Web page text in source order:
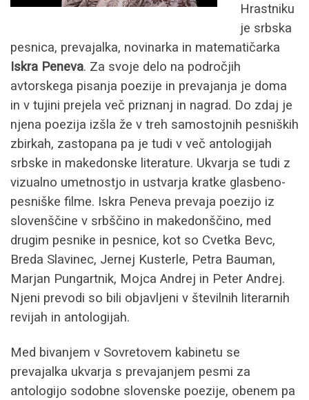
Hrastniku
je srbska
pesnica, prevajalka, novinarka in matematičarka
Iskra Peneva. Za svoje delo na področjih
avtorskega pisanja poezije in prevajanja je doma
in v tujini prejela več priznanj in nagrad. Do zdaj je
njena poezija izšla že v treh samostojnih pesniških
zbirkah, zastopana pa je tudi v več antologijah
srbske in makedonske literature. Ukvarja se tudi z
vizualno umetnostjo in ustvarja kratke glasbeno-
pesniške filme. Iskra Peneva prevaja poezijo iz
slovenščine v srbščino in makedonščino, med
drugim pesnike in pesnice, kot so Cvetka Bevc,
Breda Slavinec, Jernej Kusterle, Petra Bauman,
Marjan Pungartnik, Mojca Andrej in Peter Andrej.
Njeni prevodi so bili objavljeni v številnih literarnih
revijah in antologijah.
Med bivanjem v Sovretovem kabinetu se
prevajalka ukvarja s prevajanjem pesmi za
antologijo sodobne slovenske poezije, obenem pa